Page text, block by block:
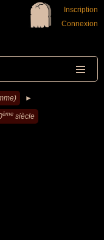
Inscription
Connexion
►
ème siècle